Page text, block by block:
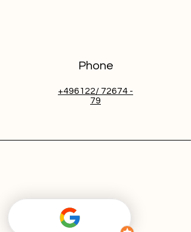
Phone
+496122/ 72674 -
79